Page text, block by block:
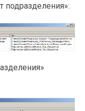
подразделения»: